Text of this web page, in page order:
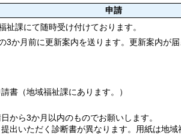
申請
課にて随時受け付けております。
3か月前に更新案内を送ります。更新案内が
書（地域福祉課にあります。）
から3か月以内のものでお願いします。
出いただく診断書が異なります。用紙は地域